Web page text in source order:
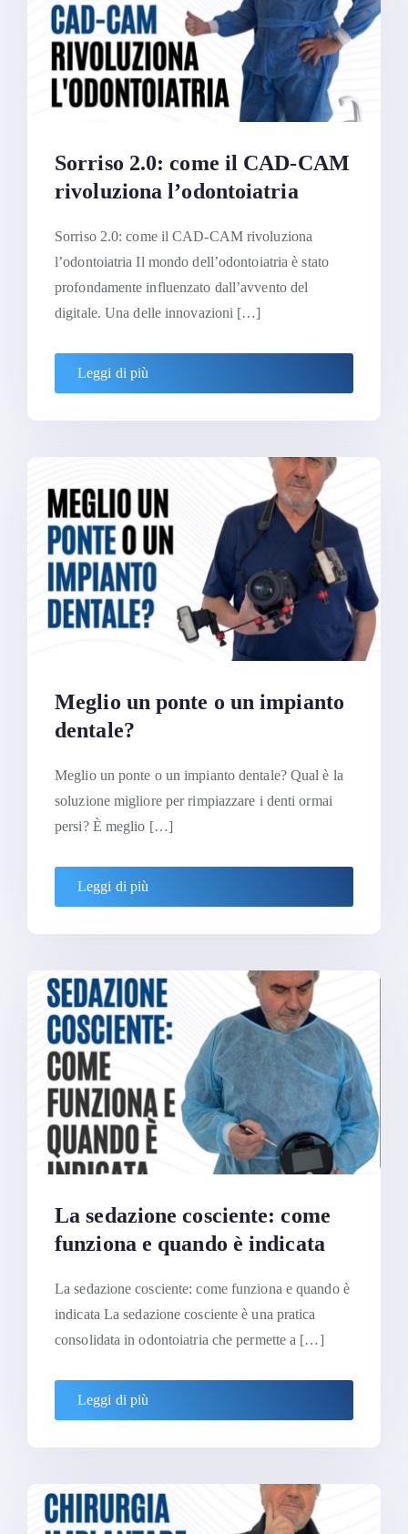
Sorriso 2.0: come il CAD-CAM
rivoluziona l’odontoiatria
Sorriso 2.0: come il CAD-CAM rivoluziona
l’odontoiatria Il mondo dell’odontoiatria è stato
profondamente influenzato dall’avvento del
digitale. Una delle innovazioni […]
Leggi di più
Meglio un ponte o un impianto
dentale?
Meglio un ponte o un impianto dentale? Qual è la
soluzione migliore per rimpiazzare i denti ormai
persi? È meglio […]
Leggi di più
La sedazione cosciente: come
funziona e quando è indicata
La sedazione cosciente: come funziona e quando è
indicata La sedazione cosciente è una pratica
consolidata in odontoiatria che permette a […]
Leggi di più